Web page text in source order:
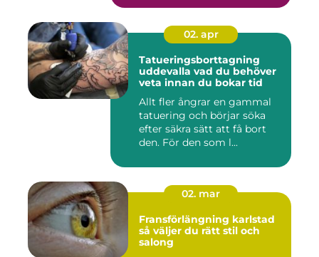
02. apr
Tatueringsborttagning
uddevalla vad du behöver
veta innan du bokar tid
Allt fler ångrar en gammal
tatuering och börjar söka
efter säkra sätt att få bort
den. För den som l...
02. mar
Fransförlängning karlstad
så väljer du rätt stil och
salong